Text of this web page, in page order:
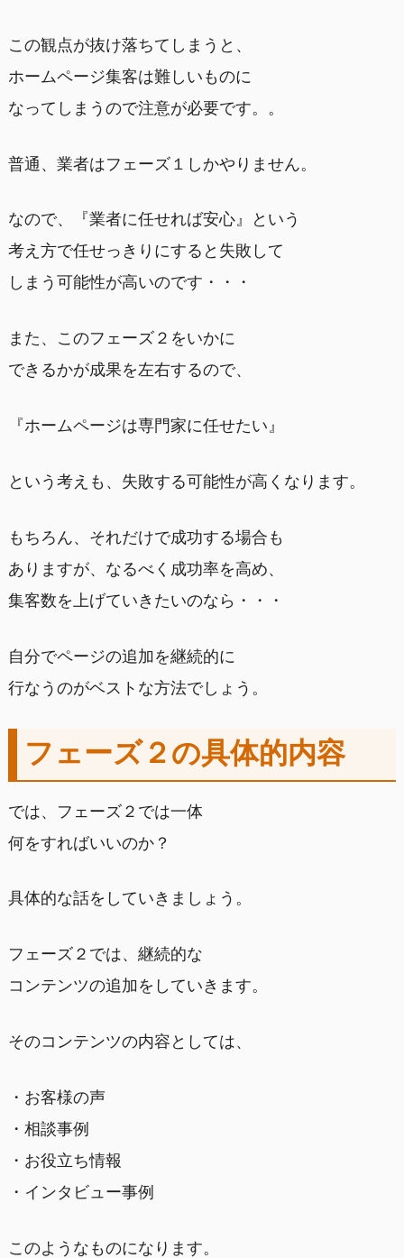
この観点が抜け落ちてしまうと、
ホームページ集客は難しいものに
なってしまうので注意が必要です。。
普通、業者はフェーズ１しかやりません。
なので、『業者に任せれば安心』という
考え方で任せっきりにすると失敗して
しまう可能性が高いのです・・・
また、このフェーズ２をいかに
できるかが成果を左右するので、
『ホームページは専門家に任せたい』
という考えも、失敗する可能性が高くなります。
もちろん、それだけで成功する場合も
ありますが、なるべく成功率を高め、
集客数を上げていきたいのなら・・・
自分でページの追加を継続的に
行なうのがベストな方法でしょう。
フェーズ２の具体的内容
では、フェーズ２では一体
何をすればいいのか？
具体的な話をしていきましょう。
フェーズ２では、継続的な
コンテンツの追加をしていきます。
そのコンテンツの内容としては、
・お客様の声
・相談事例
・お役立ち情報
・インタビュー事例
このようなものになります。